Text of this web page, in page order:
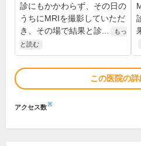
診にもかかわらず、その日の
うちにMRIを撮影していただ
き、その場で結果と診...
もっ
と読む
この医院の
アクセス数※